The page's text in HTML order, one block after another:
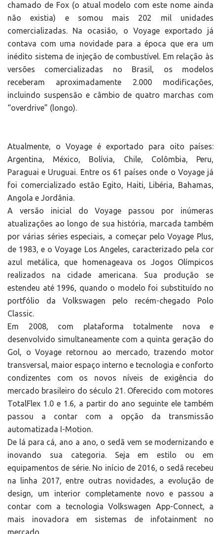
chamado de Fox (o atual modelo com este nome ainda
não existia) e somou mais 202 mil unidades
comercializadas. Na ocasião, o Voyage exportado já
contava com uma novidade para a época que era um
inédito sistema de injeção de combustível. Em relação às
versões comercializadas no Brasil, os modelos
receberam aproximadamente 2.000 modificações,
incluindo suspensão e câmbio de quatro marchas com
“overdrive” (longo).
Atualmente, o Voyage é exportado para oito países:
Argentina, México, Bolívia, Chile, Colômbia, Peru,
Paraguai e Uruguai. Entre os 61 países onde o Voyage já
foi comercializado estão Egito, Haiti, Libéria, Bahamas,
Angola e Jordânia.
A versão inicial do Voyage passou por inúmeras
atualizações ao longo de sua história, marcada também
por várias séries especiais, a começar pelo Voyage Plus,
de 1983, e o Voyage Los Angeles, caracterizado pela cor
azul metálica, que homenageava os Jogos Olímpicos
realizados na cidade americana. Sua produção se
estendeu até 1996, quando o modelo foi substituído no
portfólio da Volkswagen pelo recém-chegado Polo
Classic.
Em 2008, com plataforma totalmente nova e
desenvolvido simultaneamente com a quinta geração do
Gol, o Voyage retornou ao mercado, trazendo motor
transversal, maior espaço interno e tecnologia e conforto
condizentes com os novos níveis de exigência do
mercado brasileiro do século 21. Oferecido com motores
TotalFlex 1.0 e 1.6, a partir do ano seguinte ele também
passou a contar com a opção da transmissão
automatizada I-Motion.
De lá para cá, ano a ano, o sedã vem se modernizando e
inovando sua categoria. Seja em estilo ou em
equipamentos de série. No início de 2016, o sedã recebeu
na linha 2017, entre outras novidades, a evolução de
design, um interior completamente novo e passou a
contar com a tecnologia Volkswagen App-Connect, a
mais inovadora em sistemas de infotainment no